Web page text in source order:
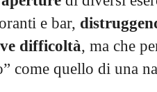
e bar,
difficoltà, ma che
come quello di una